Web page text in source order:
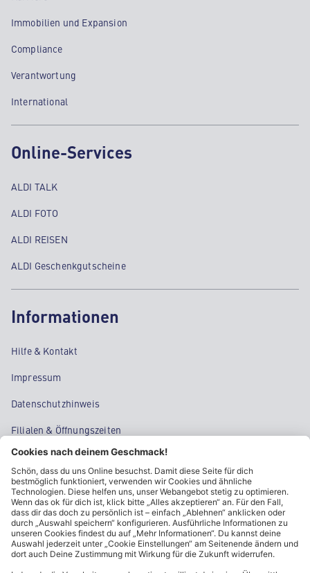
Immobilien und Expansion
Compliance
Verantwortung
International
Online-Services
ALDI TALK
ALDI FOTO
ALDI REISEN
ALDI Geschenkgutscheine
Informationen
Hilfe & Kontakt
Impressum
Datenschutzhinweis
Filialen & Öffnungszeiten
Kontakt
Cookie-Einstellungen
Kundeninformationen